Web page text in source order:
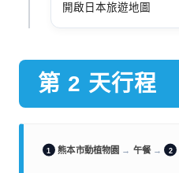
開啟日本旅遊地圖
第 2 天行程
1 熊本市動植物園 → 午餐 → 2